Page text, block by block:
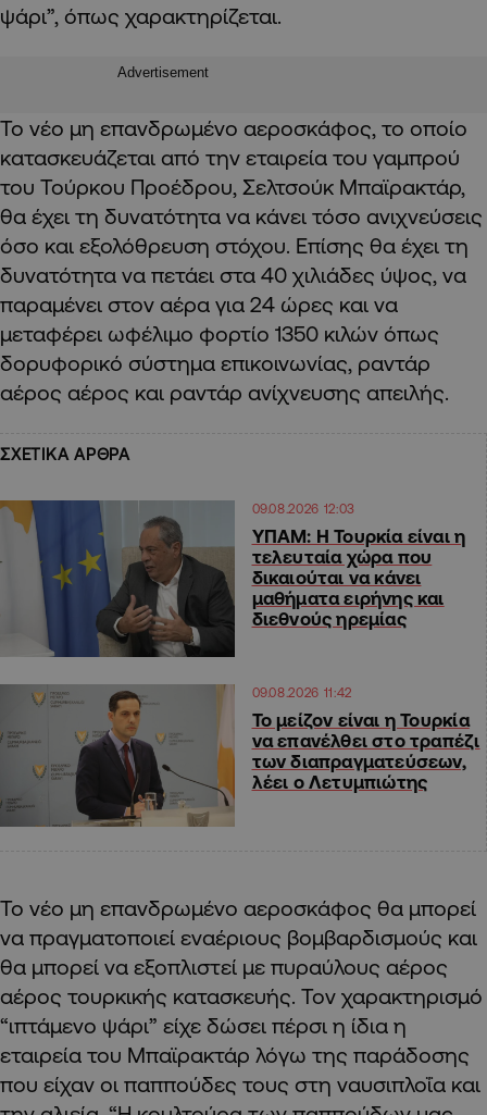
ψάρι”, όπως χαρακτηρίζεται.
Advertisement
Το νέο μη επανδρωμένο αεροσκάφος, το οποίο
κατασκευάζεται από την εταιρεία του γαμπρού
του Τούρκου Προέδρου, Σελτσούκ Μπαϊρακτάρ,
θα έχει τη δυνατότητα να κάνει τόσο ανιχνεύσεις
όσο και εξολόθρευση στόχου. Επίσης θα έχει τη
δυνατότητα να πετάει στα 40 χιλιάδες ύψος, να
παραμένει στον αέρα για 24 ώρες και να
μεταφέρει ωφέλιμο φορτίο 1350 κιλών όπως
δορυφορικό σύστημα επικοινωνίας, ραντάρ
αέρος αέρος και ραντάρ ανίχνευσης απειλής.
ΣΧΕΤΙΚΑ ΑΡΘΡΑ
09.08.2026 12:03
ΥΠΑΜ: Η Τουρκία είναι η
τελευταία χώρα που
δικαιούται να κάνει
μαθήματα ειρήνης και
διεθνούς ηρεμίας
09.08.2026 11:42
Το μείζον είναι η Τουρκία
να επανέλθει στο τραπέζι
των διαπραγματεύσεων,
λέει ο Λετυμπιώτης
Το νέο μη επανδρωμένο αεροσκάφος θα μπορεί
να πραγματοποιεί εναέριους βομβαρδισμούς και
θα μπορεί να εξοπλιστεί με πυραύλους αέρος
αέρος τουρκικής κατασκευής. Τον χαρακτηρισμό
“ιπτάμενο ψάρι” είχε δώσει πέρσι η ίδια η
εταιρεία του Μπαϊρακτάρ λόγω της παράδοσης
που είχαν οι παππούδες τους στη ναυσιπλοΐα και